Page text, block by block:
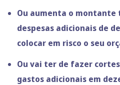
Ou aumenta o
despesas adicionais de
colocar em risco o seu
Ou vai ter de fazer
gastos adicionais em